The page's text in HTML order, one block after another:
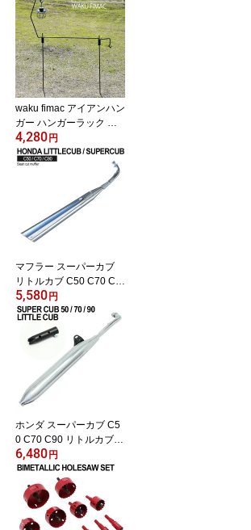
赤外線暗視ライト 170度
超広角レンズ 防犯 自動
録画 駐車監視機能
waku fimac アイアンハン
ガー ハンガーラック ラ
ンタンスタンド ランタン
ハンガー アイアン 鉄 ハ
ンギングラック キャンプ
アウトドア コンパクト
ソロ ソロキャンプ
4,280 円
マフラー スーパーカブ
リトルカブ C50 C70 C9
0 スラッシュカットマフ
ラー フルエキゾースト
ホンダ スーパーカブ デ
ラックス スタンダード
5,580 円
ホンダ スーパーカブ C5
0 C70 C90 リトルカブ
モナカマフラー フルエキ
ゾーストマフラー AA01
HA02 外装 カスタム ドレ
スアップ パーツ
6,480 円